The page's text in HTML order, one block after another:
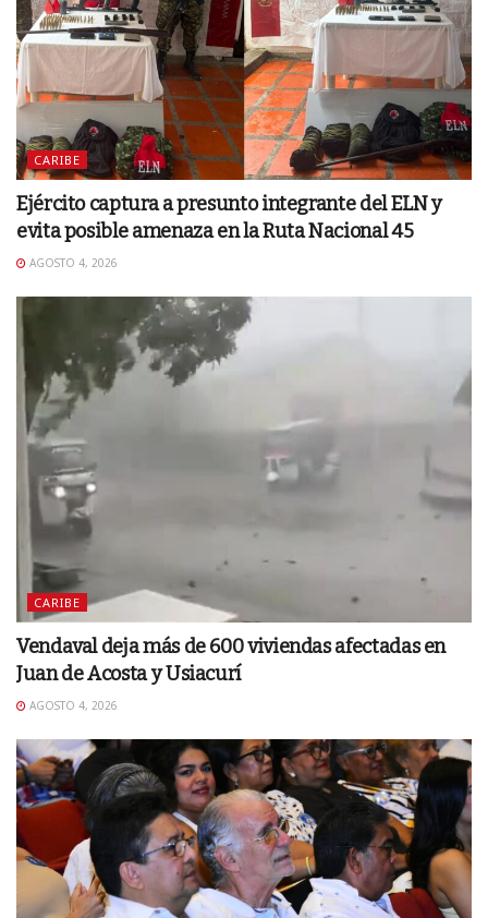
CARIBE
Ejército captura a presunto integrante del ELN y
evita posible amenaza en la Ruta Nacional 45
AGOSTO 4, 2026
CARIBE
Vendaval deja más de 600 viviendas afectadas en
Juan de Acosta y Usiacurí
AGOSTO 4, 2026